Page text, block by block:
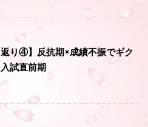
返り④】反抗期×成績不振でギク
試直前期